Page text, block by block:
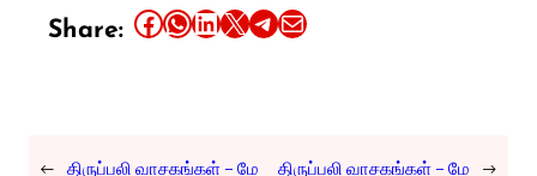
Share: Share this article on Facebook Share this article on WhatsApp Share this article on LinkedIn Share this article on X Share this article on TelegramEmail this Article
← திருப்பலி வாசகங்கள் – மே
திருப்பலி வாசகங்கள் – மே →